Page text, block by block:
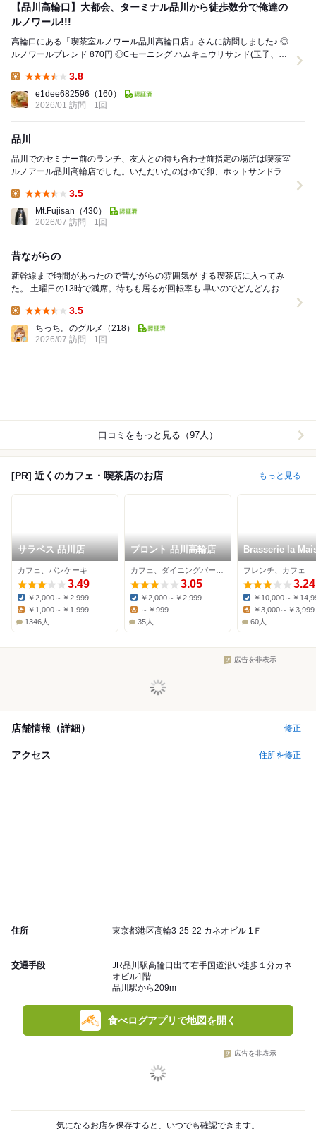
【品川高輪口】大都会、ターミナル品川から徒歩数分で俺達の
ルノワール!!!
高輪口にある「喫茶室ルノワール品川高輪口店」さんに訪問しました♪ ◎
ルノワールブレンド 870円 ◎Cモーニング ハムキュウリサンド(玉子、ス
3.8
e1dee682596 （160）
2026/01 訪問
1回
品川
品川でのセミナー前のランチ、友人との待ち合わせ前指定の場所は喫茶室
ルノアール品川高輪店でした。いただいたのはゆで卵、ホットサンドラン
3.5
Mt.Fujisan （430）
2026/07 訪問
1回
昔ながらの
新幹線まで時間があったので昔ながらの雰囲気が する喫茶店に入ってみ
た。 土曜日の13時で満席。待ちも居るが回転率も 早いのでどんどんお客
3.5
ちっち。のグルメ
（218）
2026/07 訪問
1回
口コミをもっと見る（97人）
[PR] 近くのカフェ・喫茶店のお店 もっと見る
サラベス 品川店
カフェ、パンケーキ
3.49
Dinner:
￥2,000～￥2,999
￥1,000～￥1,999
1346人
プロント 品川高輪店
3.05
Dinner:
￥2,000～￥2,999
Lunch:
～￥999
35人
Brasserie la
フレンチ、カフェ
3.24
Dinner:
￥10,000～￥
Lunch:
￥3,000～￥3,999
60人
広告を非表示
店舗情報（詳細） 修正
アクセス 住所を修正
住所 東京都港区高輪3-25-22 カネオビル 1Ｆ
交通手段
JR品川駅高輪口出て右手国道沿い徒歩１分カネ
オビル1階
品川駅から209m
食べログアプリで地図を開く
広告を非表示
気になるお店を保存すると、いつでも確認できます。